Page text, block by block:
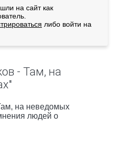
на сайт как
либо войти на
- Там, на
на неведомых
людей о